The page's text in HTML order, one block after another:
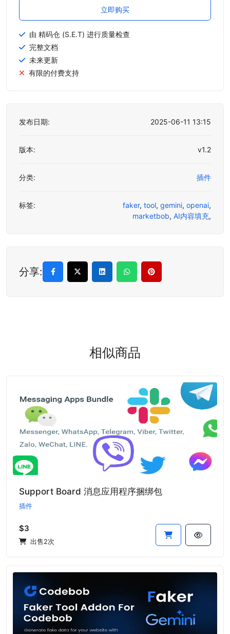
立即购买
由 精码仓 (S.E.T) 进行质量检查
完整文档
未来更新
有限的付费支持
发布日期: 2025-06-11 13:15
版本: v1.2
分类: 插件
标签: faker, tool, gemini, openai,
marketbob, AI内容填充,
分享:
相似商品
Support Board 消息应用程序捆绑包
插件
$3
出售2次